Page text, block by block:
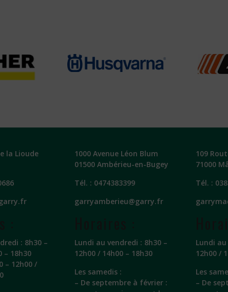
la Lioude
: 8h30 –
– 18h30
– 12h00 /
1000 Avenue Léon Blum
01500 Ambérieu-en-Bugey
Tél. : 0474383399
garryamberieu@garry.fr
Lundi au vendredi : 8h30 –
12h00 / 14h00 – 18h30
Les samedis :
– De septembre à février :
109
71000
Tél. :
Lundi
12h00 /
Les
– De